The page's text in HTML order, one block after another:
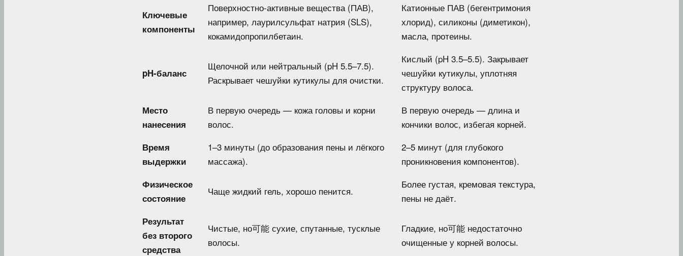
Ключевые
компоненты
Поверхностно-активные вещества (ПАВ),
например, лаурилсульфат натрия (SLS),
кокамидопропилбетаин.
Катионные ПАВ (бегентримония
хлорид), силиконы (диметикон),
масла, протеины.
pH-баланс
Щелочной или нейтральный (pH 5.5–7.5).
Раскрывает чешуйки кутикулы для очистки.
Кислый (pH 3.5–5.5). Закрывает
чешуйки кутикулы, уплотняя
структуру волоса.
Место
нанесения
В первую очередь — кожа головы и корни
волос.
В первую очередь — длина и
кончики волос, избегая корней.
Время
выдержки
1–3 минуты (до образования пены и лёгкого
массажа).
2–5 минут (для глубокого
проникновения компонентов).
Физическое
состояние
Чаще жидкий гель, хорошо пенится.
Более густая, кремовая текстура,
пены не даёт.
Результат
без второго
средства
Чистые, но可能 сухие, спутанные, тусклые
волосы.
Гладкие, но可能 недостаточно
очищенные у корней волосы.